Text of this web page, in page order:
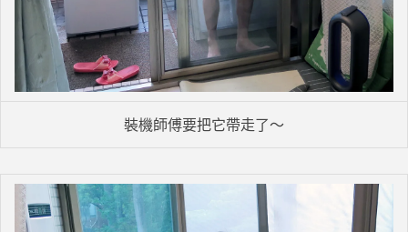
裝機師傅要把它帶走了～